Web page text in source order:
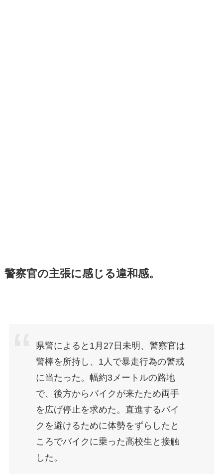
警察官の主張に感じる違和感。
県警によると1月27日未明、警察官は
警棒を所持し、1人で暴走行為の警戒
に当たった。幅約3メートルの路地
で、後方からバイクが来たため両手
を広げ停止を求めた。直進するバイ
クを避けるために体勢をずらしたと
ころでバイクに乗った高校生と接触
した。